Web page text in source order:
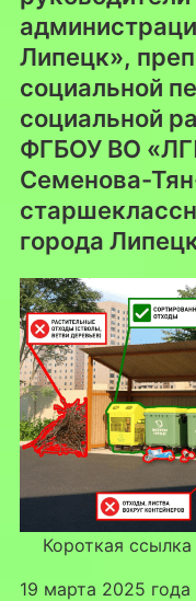
Липецк»,
социальной
социальной
ФГБОУ ВО
Семенова-
города
Короткая ссылка
19 марта 2025